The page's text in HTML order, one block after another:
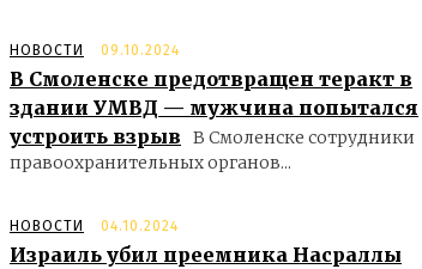
НОВОСТИ 09.10.2024
В Смоленске предотвращен теракт в
здании УМВД — мужчина попытался
устроить взрыв
В Смоленске сотрудники
правоохранительных органов...
НОВОСТИ 04.10.2024
Израиль убил преемника Насраллы